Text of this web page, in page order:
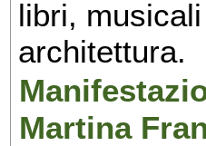
libri,
architettura.
Martina